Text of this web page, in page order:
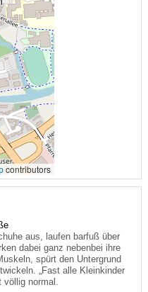
contributors
aus, laufen barfuß über
dabei ganz nebenbei ihre
spürt den Untergrund
„Fast alle Kleinkinder
normal.